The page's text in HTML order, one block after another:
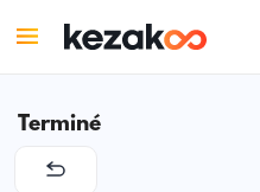
Terminé